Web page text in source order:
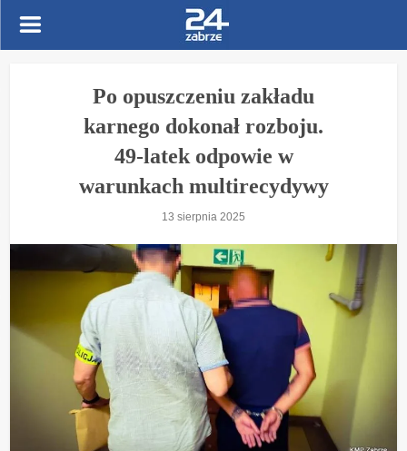
Po opuszczeniu zakładu
karnego dokonał rozboju.
49-latek odpowie w
warunkach multirecydywy
13 sierpnia 2025